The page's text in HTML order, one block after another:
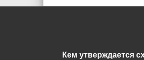
Кем утверждается